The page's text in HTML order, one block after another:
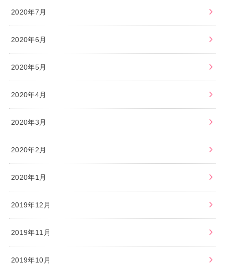
2020年7月
2020年6月
2020年5月
2020年4月
2020年3月
2020年2月
2020年1月
2019年12月
2019年11月
2019年10月